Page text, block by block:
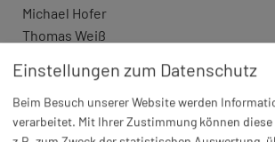
Michael Hofer
Thomas Weiß
Gemeinde Huisheim:
Dr. Tamáz Balázs
Markus Graf
Einstellungen zum Datenschutz
Beim Besuch unserer Website werden
verarbeitet. Mit Ihrer Zustimmung können diese